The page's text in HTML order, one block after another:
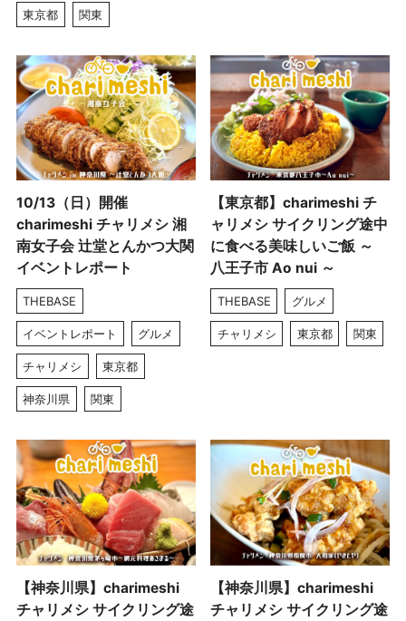
東京都 関東
10/13（日）開催
charimeshi チャリメシ 湘
南女子会 辻堂とんかつ大関
イベントレポート
THEBASE
イベントレポート グルメ
チャリメシ 東京都
神奈川県 関東
【東京都】charimeshi チ
ャリメシ サイクリング途中
に食べる美味しいご飯 ～
八王子市 Ao nui ～
THEBASE グルメ
チャリメシ 東京都 関東
【神奈川県】charimeshi
チャリメシ サイクリング途
【神奈川県】charimeshi
チャリメシ サイクリング途